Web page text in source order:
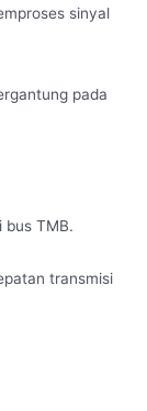
sinyal
pada
bus TMB.
transmisi